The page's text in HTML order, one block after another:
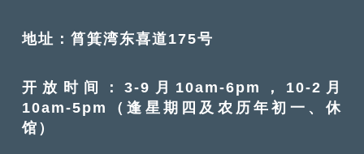
地址：筲箕湾东喜道175号
开放时间：3-9月10am-6pm，10-2月
10am-5pm（逢星期四及农历年初一、休
馆）